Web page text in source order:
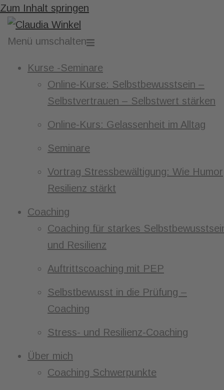
Zum Inhalt springen
Menü umschalten
Kurse -Seminare
Online-Kurse: Selbstbewusstsein –
Selbstvertrauen – Selbstwert stärken
Online-Kurs: Gelassenheit im Alltag
Seminare
Vortrag Stressbewältigung: Wie Humor
Resilienz stärkt
Coaching
Coaching für starkes
und Resilienz
Auftrittscoaching mit PEP
Selbstbewusst in die Prüfung –
Coaching
Stress- und Resilienz-Coaching
Über mich
Coaching Schwerpunkte